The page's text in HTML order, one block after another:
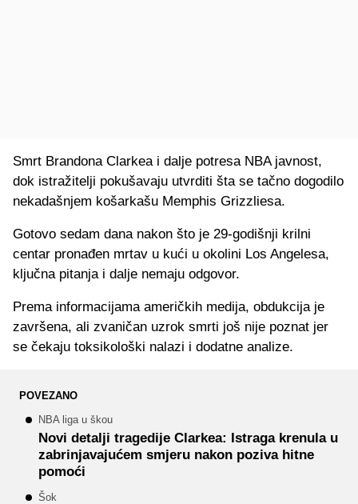
Smrt Brandona Clarkea i dalje potresa NBA javnost,
dok istražitelji pokušavaju utvrditi šta se tačno dogodilo
nekadašnjem košarkašu Memphis Grizzliesa.
Gotovo sedam dana nakon što je 29-godišnji krilni
centar pronađen mrtav u kući u okolini Los Angelesa,
ključna pitanja i dalje nemaju odgovor.
Prema informacijama američkih medija, obdukcija je
završena, ali zvaničan uzrok smrti još nije poznat jer
se čekaju toksikološki nalazi i dodatne analize.
POVEZANO
NBA liga u škou
Novi detalji tragedije Clarkea: Istraga krenula u
zabrinjavajućem smjeru nakon poziva hitne
pomoći
Šok